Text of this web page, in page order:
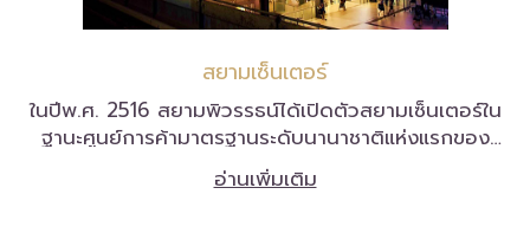
สยามเซ็นเตอร์
ในปีพ.ศ. 2516 สยามพิวรรธน์ได้เปิดตัวสยามเซ็นเตอร์ใน
ฐานะศูนย์การค้ามาตรฐานระดับนานาชาติแห่งแรกของ
ให้เป็นที่รู้จักในวงการค้าปลีกของไทย
อ่านเพิ่มเติม